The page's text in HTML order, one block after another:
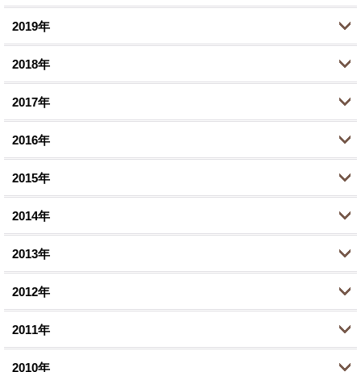
1月 (1)
6月 (1)
3月 (1)
1月 (2)
9月 (2)
8月 (1)
5月 (2)
3月 (4)
11月 (2)
9月 (3)
8月 (1)
7月 (1)
6月 (1)
1月 (2)
10月 (1)
8月 (2)
7月 (2)
6月 (1)
4月 (5)
1月 (1)
2019年
11月 (4)
10月 (5)
9月 (2)
8月 (3)
6月 (7)
3月 (1)
2018年
11月 (2)
10月 (1)
9月 (3)
8月 (4)
7月 (9)
2017年
11月 (4)
10月 (5)
9月 (2)
8月 (4)
6月 (5)
2016年
11月 (2)
10月 (3)
9月 (1)
8月 (4)
6月 (3)
2015年
11月 (1)
10月 (3)
9月 (1)
8月 (2)
2014年
11月 (3)
10月 (4)
8月 (3)
2013年
11月 (2)
2012年
2011年
2010年